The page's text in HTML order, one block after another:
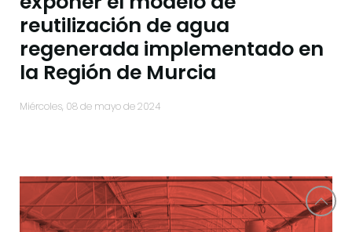
reutilización de agua
regenerada implementado en
la Región de Murcia
miércoles, 08 de mayo de 2024